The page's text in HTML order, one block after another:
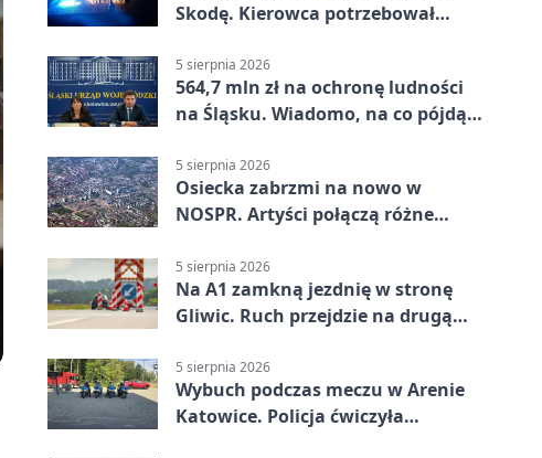
Skodę. Kierowca potrzebował
5 sierpnia 2026
564,7 mln zł na ochronę ludności
na Śląsku. Wiadomo, na co pójdą
5 sierpnia 2026
Osiecka zabrzmi na nowo w
NOSPR. Artyści połączą różne
5 sierpnia 2026
Na A1 zamkną jezdnię w stronę
Gliwic. Ruch przejdzie na drugą
5 sierpnia 2026
Wybuch podczas meczu w Arenie
Katowice. Policja ćwiczyła